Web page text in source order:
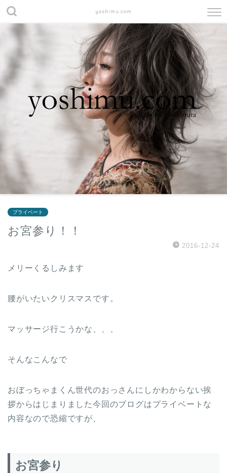
yoshimu.com
プライベート
お宮参り！！
2016-12-24
メリーくるしみます
腰がいたいクリスマスです。
マッサージ行こうかな、、、
そんなこんなで
おぼっちゃまくん世代のおっさんにしかわからない挨
拶からはじまりました今回のブログはプライベートな
内容なので恐縮ですが、
お宮参り